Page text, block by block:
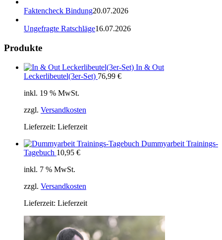
Faktencheck Bindung20.07.2026
Ungefragte Ratschläge16.07.2026
Produkte
In & Out
Leckerlibeutel(3er-Set) 76,99 €
inkl. 19 % MwSt.
zzgl. Versandkosten
Lieferzeit: Lieferzeit
Dummyarbeit Trainings-
Tagebuch 10,95 €
inkl. 7 % MwSt.
zzgl. Versandkosten
Lieferzeit: Lieferzeit